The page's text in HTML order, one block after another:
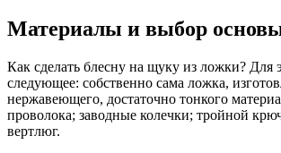
Материалы и выбор
Как сделать блесну на щуку из ложки? Для
следующее: собственно сама ложка,
нержавеющего, достаточно тонкого
проволока; заводные колечки; тройной
вертлюг.